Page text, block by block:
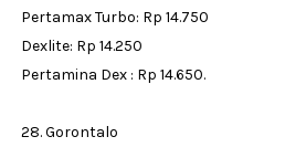
Pertamax Turbo: Rp 14.750
Dexlite: Rp 14.250
Pertamina Dex : Rp 14.650.
28. Gorontalo